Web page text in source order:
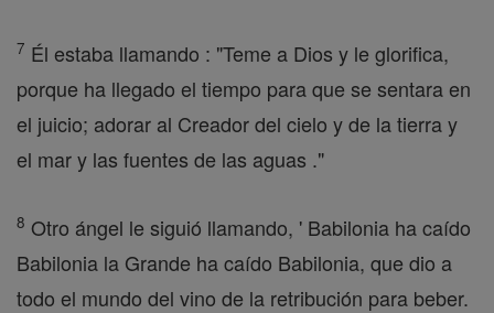
7 Él estaba llamando : "Teme a Dios y le glorifica,
porque ha llegado el tiempo para que se sentara en
el juicio; adorar al Creador del cielo y de la tierra y
el mar y las fuentes de las aguas ."
8 Otro ángel le siguió llamando, ' Babilonia ha caído
Babilonia la Grande ha caído Babilonia, que dio a
todo el mundo del vino de la retribución para beber.